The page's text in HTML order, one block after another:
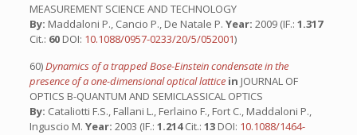
MEASUREMENT SCIENCE AND TECHNOLOGY
By: Maddaloni P., Cancio P., De Natale P. Year: 2009 (IF.: 1.317
Cit.: 60 DOI: 10.1088/0957-0233/20/5/052001)
60)Dynamics of a trapped Bose-Einstein condensate in the
presence of a one-dimensional optical lattice in JOURNAL OF
OPTICS B-QUANTUM AND SEMICLASSICAL OPTICS
By: Cataliotti F.S., Fallani L., Ferlaino F., Fort C., Maddaloni P.,
Inguscio M. Year: 2003 (IF.: 1.214Cit.: 13 DOI: 10.1088/1464-